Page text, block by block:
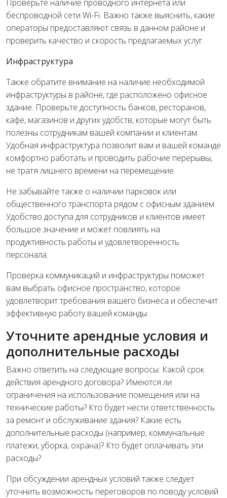
Проверьте наличие проводного интернета или
беспроводной сети Wi-Fi. Важно также выяснить, какие
операторы предоставляют связь в данном районе и
проверить качество и скорость предлагаемых услуг.
Инфраструктура
Также обратите внимание на наличие необходимой
инфраструктуры в районе, где расположено офисное
здание. Проверьте доступность банков, ресторанов,
кафе, магазинов и других удобств, которые могут быть
полезны сотрудникам вашей компании и клиентам.
Удобная инфраструктура позволит вам и вашей команде
комфортно работать и проводить рабочие перерывы,
не тратя лишнего времени на перемещение.
Не забывайте также о наличии парковок или
общественного транспорта рядом с офисным зданием.
Удобство доступа для сотрудников и клиентов имеет
большое значение и может повлиять на
продуктивность работы и удовлетворенность
персонала.
Проверка коммуникаций и инфраструктуры поможет
вам выбрать офисное пространство, которое
удовлетворит требования вашего бизнеса и обеспечит
эффективную работу вашей команды.
Уточните арендные условия и
дополнительные расходы
Важно ответить на следующие вопросы: Какой срок
действия арендного договора? Имеются ли
ограничения на использование помещения или на
технические работы? Кто будет нести ответственность
за ремонт и обслуживание здания? Какие есть
дополнительные расходы (например, коммунальные
платежи, уборка, охрана)? Кто будет оплачивать эти
расходы?
При обсуждении арендных условий также следует
уточнить возможность переговоров по поводу условий